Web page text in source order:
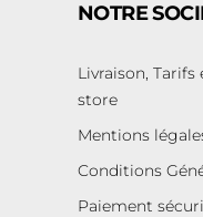
NOTRE
Livraison,
store
Mentions
Conditions
Paiement